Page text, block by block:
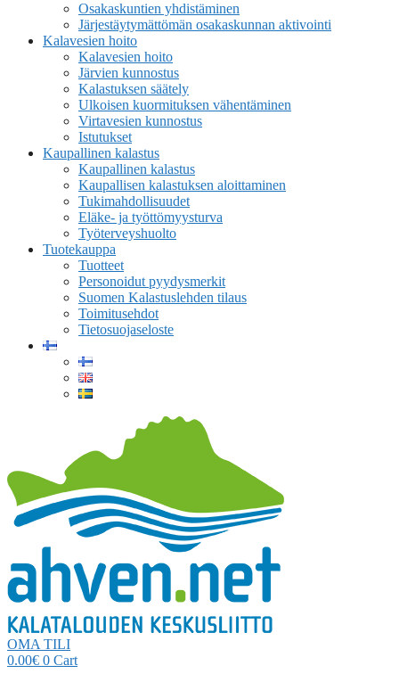
Osakaskuntien yhdistäminen
Järjestäytymättömän osakaskunnan aktivointi
Kalavesien hoito
Kalavesien hoito
Järvien kunnostus
Kalastuksen säätely
Ulkoisen kuormituksen vähentäminen
Virtavesien kunnostus
Istutukset
Kaupallinen kalastus
Kaupallinen kalastus
Kaupallisen kalastuksen aloittaminen
Tukimahdollisuudet
Eläke- ja työttömyysturva
Työterveyshuolto
Tuotekauppa
Tuotteet
Personoidut pyydysmerkit
Suomen Kalastuslehden tilaus
Toimitusehdot
Tietosuojaseloste
OMA TILI
0.00€ 0 Cart